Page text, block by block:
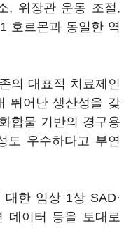
, 위장관 운동 조절,
호르몬과 동일한 역
의 대표적 치료제인
뛰어난 생산성을 갖
합물 기반의 경구용
도 우수하다고 부연
한 임상 1상 SAD·
데이터 등을 토대로